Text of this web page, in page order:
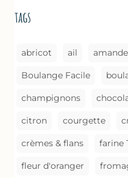
tags
abricot ail amande
Boulange Facile
champignons
citron courgette
crèmes & flans farine
fleur d'oranger